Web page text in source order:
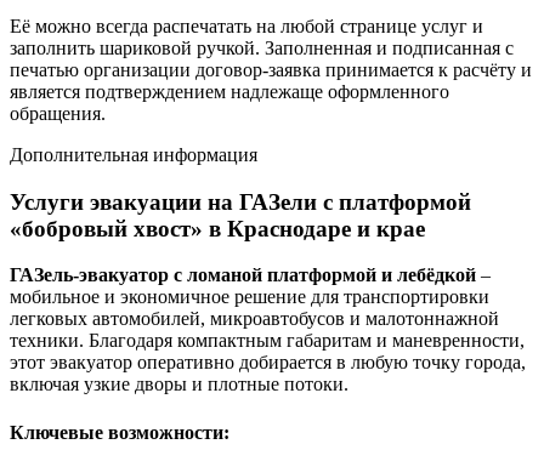
Её можно всегда распечатать на любой странице услуг и
заполнить шариковой ручкой. Заполненная и подписанная с
печатью организации договор-заявка принимается к расчёту и
является подтверждением надлежаще оформленного
обращения.
Дополнительная информация
Услуги эвакуации на ГАЗели с платформой
«бобровый хвост» в Краснодаре и крае
ГАЗель-эвакуатор с ломаной платформой и лебёдкой –
мобильное и экономичное решение для транспортировки
легковых автомобилей, микроавтобусов и малотоннажной
техники. Благодаря компактным габаритам и маневренности,
этот эвакуатор оперативно добирается в любую точку города,
включая узкие дворы и плотные потоки.
Ключевые возможности: